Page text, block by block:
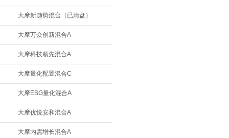
大摩新趋势混合（已清盘）
大摩万众创新混合A
大摩科技领先混合A
大摩量化配置混合C
大摩ESG量化混合A
大摩优悦安和混合A
大摩内需增长混合A